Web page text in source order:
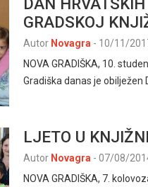
GRADSKOJ
Autor Novagra - 10/11/
NOVA GRADIŠKA, 10.
Gradiška danas je obilježen
LJETO U
Autor Novagra - 07/08/
NOVA GRADIŠKA, 7.